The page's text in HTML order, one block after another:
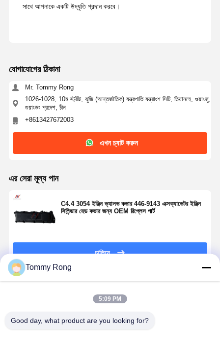
সাথে আপনাকে একটি উদ্ধৃতি প্রদান করবে।
যোগাযোগের ঠিকানা
Mr. Tommy Rong
1026-1028, 10ম স্ট্রীট, ঝুজি (আন্তর্জাতিক) যন্ত্রপাতি যন্ত্রাংশ সিটি, তিয়ানহে, গুয়াংজু,
গুয়াংডং প্রদেশ, চীন
+8613427672003
এখন চ্যাট করুন
এর সেরা মূল্য পান
C4.4 3054 ইঞ্জিন ভ্যালভ কভার 446-9143 এক্সক্যাভেটর ইঞ্জিন
সিলিন্ডার হেড কভার জন্য OEM রিপ্লেস পার্ট
চালিয়ে
Tommy Rong
5:09 PM
Good day, what product are you looking for?